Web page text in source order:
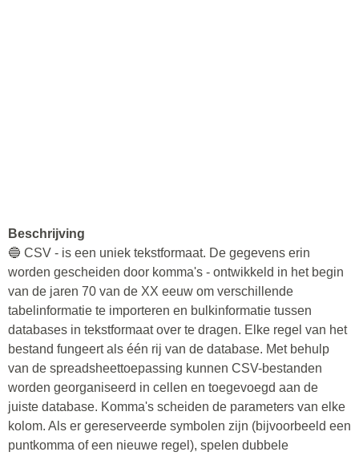
Beschrijving
🔵 CSV - is een uniek tekstformaat. De gegevens erin
worden gescheiden door komma's - ontwikkeld in het begin
van de jaren 70 van de XX eeuw om verschillende
tabelinformatie te importeren en bulkinformatie tussen
databases in tekstformaat over te dragen. Elke regel van het
bestand fungeert als één rij van de database. Met behulp
van de spreadsheettoepassing kunnen CSV-bestanden
worden georganiseerd in cellen en toegevoegd aan de
juiste database. Komma's scheiden de parameters van elke
kolom. Als er gereserveerde symbolen zijn (bijvoorbeeld een
puntkomma of een nieuwe regel), spelen dubbele